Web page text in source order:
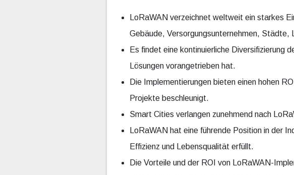
LoRaWAN verzeichnet weltweit ein starkes
Gebäude, Versorgungsunternehmen, Städte,
Es findet eine kontinuierliche
Lösungen vorangetrieben hat.
Die Implementierungen bieten einen hohen
Projekte beschleunigt.
Smart Cities verlangen zunehmend nach
LoRaWAN hat eine führende Position in der
Effizienz und Lebensqualität erfüllt.
Die Vorteile und der ROI von LoRaWAN-